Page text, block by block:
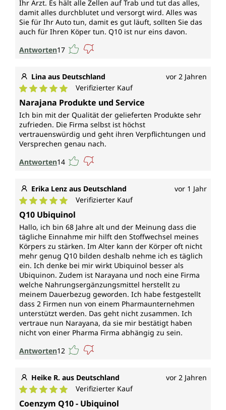
Ihr Arzt. Es hält alle Zellen auf Trab und tut das alles,
damit alles durchblutet und versorgt wird. Alles was
Sie für Ihr Auto tun, damit es gut läuft, sollten Sie das
auch für Ihren Köper tun. Q10 ist nur eins davon.
Antworten17
Lina aus Deutschland vor 2 Jahren
Durchschnittliche Bewertung von 5 von 5 Sternen
Verifizierter Kauf
Narajana Produkte und Service
Ich bin mit der Qualität der gelieferten Produkte sehr
zufrieden. Die Firma selbst ist höchst
vertrauenswürdig und geht ihren Verpflichtungen und
Versprechen genau nach.
Antworten14
Erika Lenz aus Deutschland vor 1 Jahr
Durchschnittliche Bewertung von 5 von 5 Sternen
Verifizierter Kauf
Q10 Ubiquinol
Hallo, ich bin 68 Jahre alt und der Meinung dass die
tägliche Einnahme mir hilft den Stoffwechsel meines
Körpers zu stärken. Im Alter kann der Körper oft nicht
mehr genug Q10 bilden deshalb nehme ich es täglich
ein. Ich denke bei mir wirkt Ubiquinol besser als
Ubiquinon. Zudem ist Narayana und noch eine Firma
welche Nahrungsergänzungsmittel herstellt zu
meinem Dauerbezug geworden. Ich habe festgestellt
dass 2 Firmen nun von einem Pharmaunternehmen
unterstützt werden. Das geht nicht zusammen. Ich
vertraue nun Narayana, da sie mir bestätigt haben
nicht von einer Pharma Firma abhängig zu sein.
Antworten12
Heike R. aus Deutschland vor 2 Jahren
Durchschnittliche Bewertung von 5 von 5 Sternen
Verifizierter Kauf
Coenzym Q10 - Ubiquinol